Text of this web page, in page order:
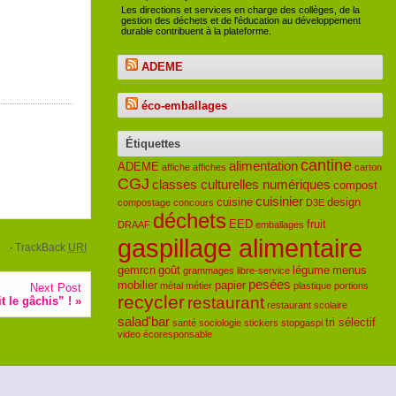
· TrackBack URI
Next Post
le gâchis” ! »
Les directions et services en charge des collèges, de la
gestion des déchets et de l'éducation au développement
durable contribuent à la plateforme.
ADEME
éco-emballages
Étiquettes
ADEME affiche affiches alimentationcantine carton
CGJ classes culturelles numériques compost
compostage concours cuisine cuisinier D3E design
DRAAF déchets EED emballages fruit
gaspillage alimentaire
gemrcn goût grammages libre-service légume menus
mobilier métal métier papier pesées plastique portions
recyclerrestaurant restaurant scolaire
salad'bar santé sociologie stickers stopgaspi tri sélectif
video écoresponsable